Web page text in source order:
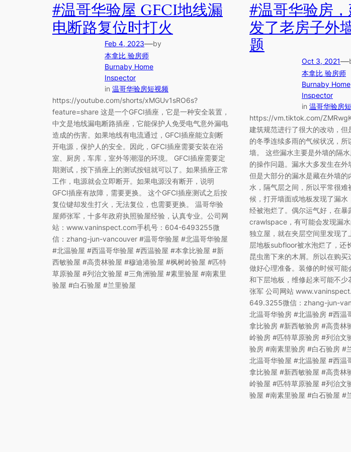
#温哥华验屋 GFCI地线漏
电断路复位时打火
Feb 4, 2023—by
本拿比 验房师
Burnaby Home
Inspector
in 温哥华验房短视频
https://youtube.com/shorts/xMGUv1sRO6s?
feature=share 这是一个GFCI插座，它是一种安全装置，
中文是地线漏电断路插座，它能保护人免受电气意外漏电
造成的伤害。如果地线有电流通过，GFCI插座能立刻断
开电源，保护人的安全。因此，GFCI插座需要安装在浴
室、厨房，车库，室外等潮湿的环境。 GFCI插座需要定
期测试，按下插座上的测试按钮就可以了。如果插座正常
工作，电源就会立即断开。如果电源没有断开，说明
GFCI插座有故障，需要更换。 这个GFCI插座测试之后按
复位键却发生打火，无法复位，也需要更换。 温哥华验
屋师张军，十多年政府执照验屋经验，认真专业。公司网
站：www.vaninspect.com手机号：604-6493255微
信：zhang-jun-vancouver #温哥华验屋 #北温哥华验屋
#北温验屋 #西温哥华验屋 #西温验屋 #本拿比验屋 #新
西敏验屋 #高贵林验屋 #穆迪港验屋 #枫树岭验屋 #匹特
草原验屋 #列治文验屋 #三角洲验屋 #素里验屋 #南素里
验屋 #白石验屋 #兰里验屋
#温哥华验房
发了老房子外
题
Oct 3, 2021—
本拿比 验房师
Burnaby Home
Inspector
in 温哥华验房
https://vm.tiktok.com/
建筑规范进行了很大的改动，但
的冬季连续多雨的气候状况，
墙。 这些漏水主要是外墙的隔
的操作问题。漏水大多发生在外
但是大部分的漏水是藏在外墙的
水，隔气层之间，所以平常很
候，打开墙面或地板发现了漏水
经被泡烂了。偶尔运气好，在暴
crawlspace，有可能会发现漏
独立屋，就在夹层空间里发现
层地板subfloor被水泡烂了，还
昆虫凿下来的木屑。所以在购
做好心理准备。装修的时候可能
和下层地板，维修起来可能不
张军 公司网站
649.3255微信：zhang-jun-
北温哥华验房 #北温验房 #西温
拿比验房 #新西敏验房 #高贵林
岭验房 #匹特草原验房 #列治文
验房 #南素里验房 #白石验房 #
北温哥华验屋 #北温验屋 #西温
拿比验屋 #新西敏验屋 #高贵林
岭验屋 #匹特草原验屋 #列治文
验屋 #南素里验屋 #白石验屋 #